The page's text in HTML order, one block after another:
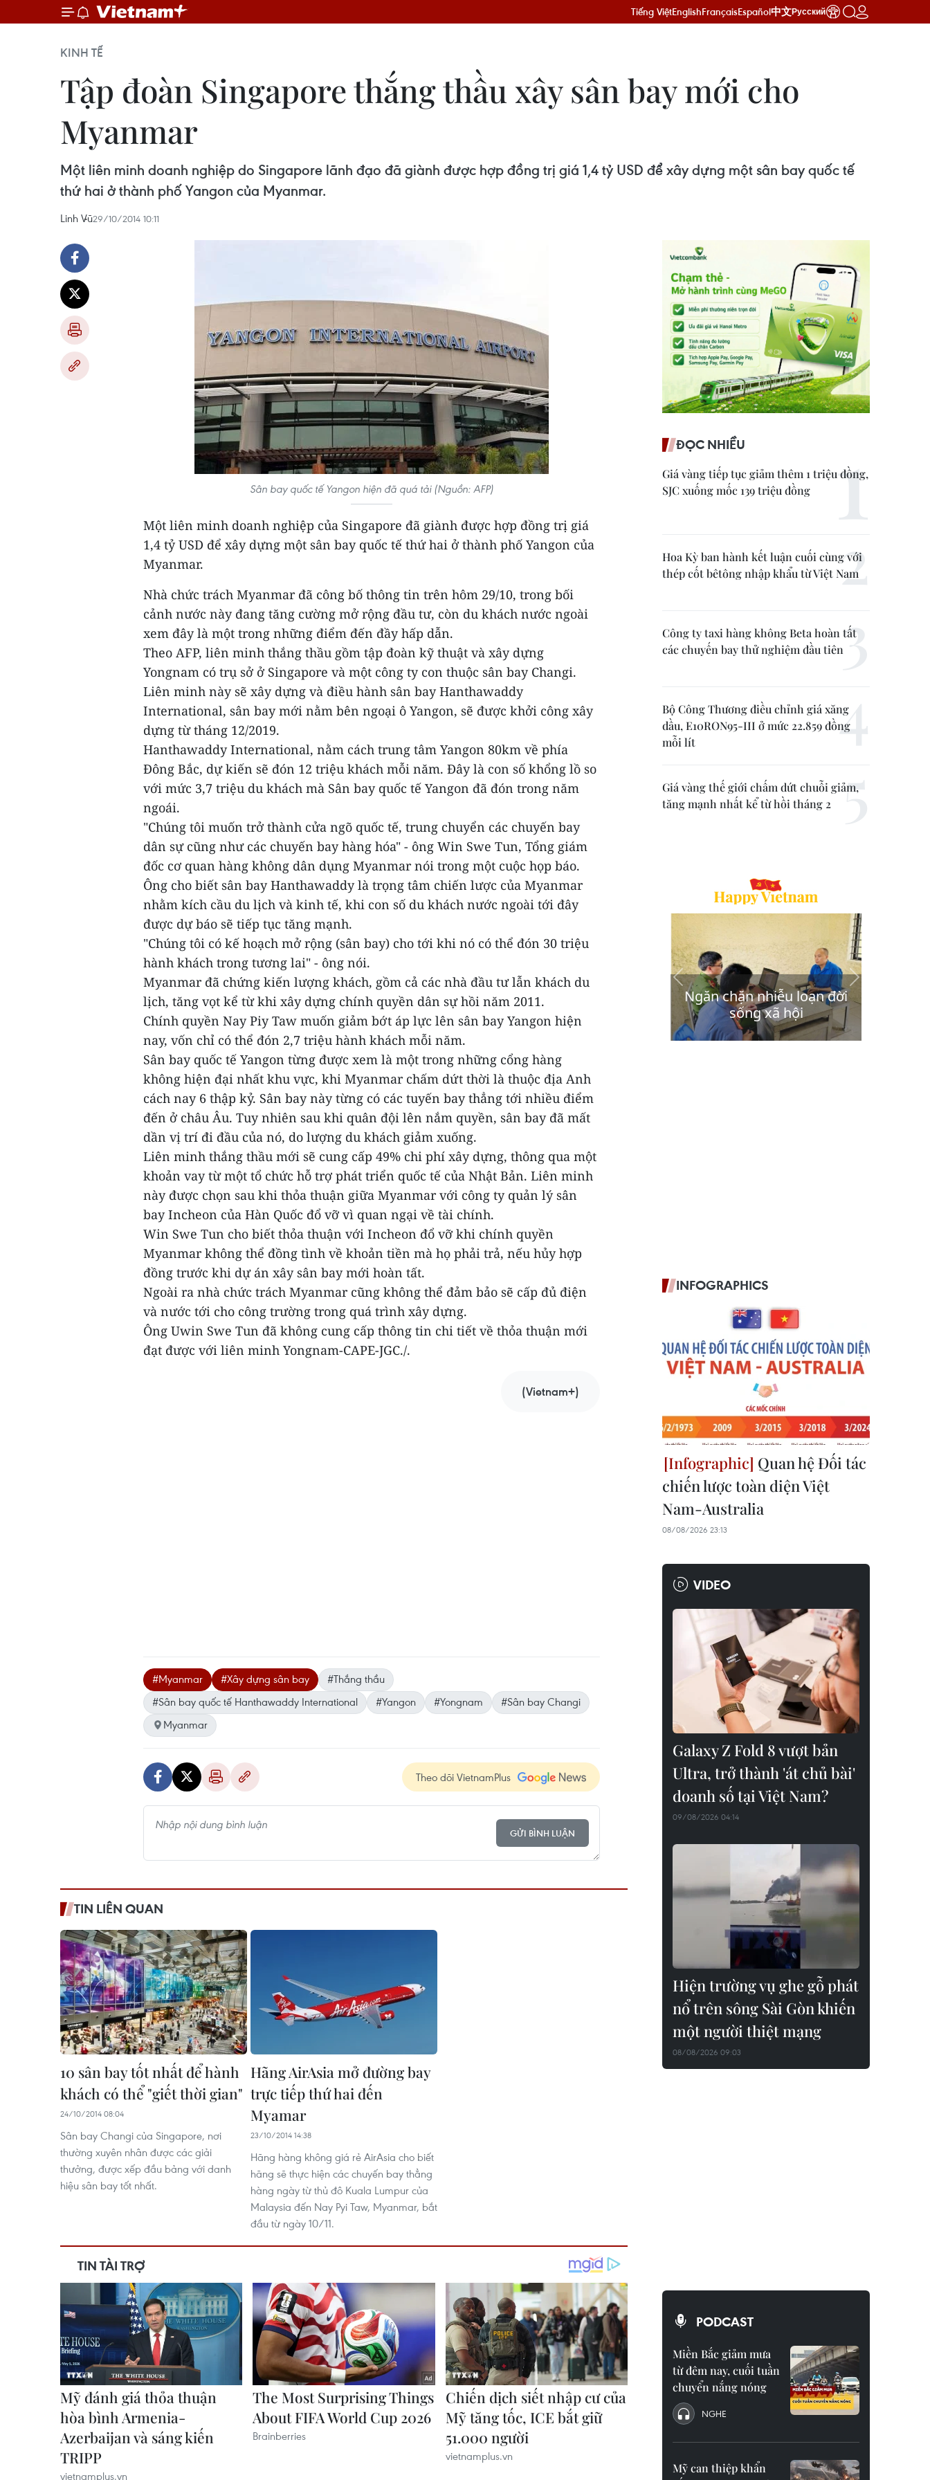
Tiếng ViệtEnglishFrançaisEspañol中文Русский
KINH TẾ
Tập đoàn Singapore thắng thầu xây sân bay mới cho
Myanmar
Một liên minh doanh nghiệp do Singapore lãnh đạo đã giành được hợp đồng trị giá 1,4 tỷ USD để xây dựng một sân bay quốc tế
thứ hai ở thành phố Yangon của Myanmar.
Linh Vũ29/10/2014 10:11
Sân bay quốc tế Yangon hiện đã quá tải (Nguồn: AFP)
Một liên minh doanh nghiệp của Singapore đã giành được hợp đồng trị giá
1,4 tỷ USD để xây dựng một sân bay quốc tế thứ hai ở thành phố Yangon của
Myanmar.
Nhà chức trách Myanmar đã công bố thông tin trên hôm 29/10, trong bối
cảnh nước này đang tăng cường mở rộng đầu tư, còn du khách nước ngoài
xem đây là một trong những điểm đến đầy hấp dẫn.
Theo AFP, liên minh thắng thầu gồm tập đoàn kỹ thuật và xây dựng
Yongnam có trụ sở ở Singapore và một công ty con thuộc sân bay Changi.
Liên minh này sẽ xây dựng và điều hành sân bay Hanthawaddy
International, sân bay mới nằm bên ngoại ô Yangon, sẽ được khởi công xây
dựng từ tháng 12/2019.
Hanthawaddy International, nằm cách trung tâm Yangon 80km về phía
Đông Bắc, dự kiến sẽ đón 12 triệu khách mỗi năm. Đây là con số khổng lồ so
với mức 3,7 triệu du khách mà Sân bay quốc tế Yangon đã đón trong năm
ngoái.
"Chúng tôi muốn trở thành cửa ngõ quốc tế, trung chuyển các chuyến bay
dân sự cũng như các chuyến bay hàng hóa" - ông Win Swe Tun, Tổng giám
đốc cơ quan hàng không dân dụng Myanmar nói trong một cuộc họp báo.
Ông cho biết sân bay Hanthawaddy là trọng tâm chiến lược của Myanmar
nhằm kích cầu du lịch và kinh tế, khi con số du khách nước ngoài tới đây
được dự báo sẽ tiếp tục tăng mạnh.
"Chúng tôi có kế hoạch mở rộng (sân bay) cho tới khi nó có thể đón 30 triệu
hành khách trong tương lai" - ông nói.
Myanmar đã chứng kiến lượng khách, gồm cả các nhà đầu tư lẫn khách du
lịch, tăng vọt kể từ khi xây dựng chính quyền dân sự hồi năm 2011.
Chính quyền Nay Piy Taw muốn giảm bớt áp lực lên sân bay Yangon hiện
nay, vốn chỉ có thể đón 2,7 triệu hành khách mỗi năm.
Sân bay quốc tế Yangon từng được xem là một trong những cổng hàng
không hiện đại nhất khu vực, khi Myanmar chấm dứt thời là thuộc địa Anh
cách nay 6 thập kỷ. Sân bay này từng có các tuyến bay thẳng tới nhiều điểm
đến ở châu Âu. Tuy nhiên sau khi quân đội lên nắm quyền, sân bay đã mất
dần vị trí đi đầu của nó, do lượng du khách giảm xuống.
Liên minh thắng thầu mới sẽ cung cấp 49% chi phí xây dựng, thông qua một
khoản vay từ một tổ chức hỗ trợ phát triển quốc tế của Nhật Bản. Liên minh
này được chọn sau khi thỏa thuận giữa Myanmar với công ty quản lý sân
bay Incheon của Hàn Quốc đổ vỡ vì quan ngại về tài chính.
Win Swe Tun cho biết thỏa thuận với Incheon đổ vỡ khi chính quyền
Myanmar không thể đồng tình về khoản tiền mà họ phải trả, nếu hủy hợp
đồng trước khi dự án xây sân bay mới hoàn tất.
Ngoài ra nhà chức trách Myanmar cũng không thể đảm bảo sẽ cấp đủ điện
và nước tới cho công trường trong quá trình xây dựng.
Ông Uwin Swe Tun đã không cung cấp thông tin chi tiết về thỏa thuận mới
đạt được với liên minh Yongnam-CAPE-JGC./.
(Vietnam+)
#Myanmar #Xây dựng sân bay
#Thắng thầu
#Sân bay quốc tế Hanthawaddy International
#Yangon #Yongnam
#Sân bay Changi
Myanmar
Theo dõi VietnamPlus
GỬI BÌNH LUẬN
TIN LIÊN QUAN
10 sân bay tốt nhất để hành
khách có thể "giết thời gian"
24/10/2014 08:04
Sân bay Changi của Singapore, nơi
thường xuyên nhân được các giải
thưởng, được xếp đầu bảng với danh
hiệu sân bay tốt nhất.
Hãng AirAsia mở đường bay
trực tiếp thứ hai đến
Myamar
23/10/2014 14:38
Hãng hàng không giá rẻ AirAsia cho biết
hãng sẽ thực hiện các chuyến bay thẳng
hàng ngày từ thủ đô Kuala Lumpur của
Malaysia đến Nay Pyi Taw, Myanmar, bắt
đầu từ ngày 10/11.
ĐỌC NHIỀU
Giá vàng tiếp tục giảm thêm 1 triệu đồng,
SJC xuống mốc 139 triệu đồng
Hoa Kỳ ban hành kết luận cuối cùng với
thép cốt bêtông nhập khẩu từ Việt Nam
Công ty taxi hàng không Beta hoàn tất
các chuyến bay thử nghiệm đầu tiên
Bộ Công Thương điều chỉnh giá xăng
dầu, E10RON95-III ở mức 22.859 đồng
mỗi lít
Giá vàng thế giới chấm dứt chuỗi giảm,
tăng mạnh nhất kể từ hồi tháng 2
INFOGRAPHICS
Quan hệ Đối tác
chiến lược toàn diện Việt
Nam-Australia
08/08/2026 23:13
VIDEO
Galaxy Z Fold 8 vượt bản
Ultra, trở thành 'át chủ bài'
doanh số tại Việt Nam?
09/08/2026 04:14
Hiện trường vụ ghe gỗ phát
nổ trên sông Sài Gòn khiến
một người thiệt mạng
08/08/2026 09:03
PODCAST
Miền Bắc giảm mưa
từ đêm nay, cuối tuần
chuyển nắng nóng
NGHE
Mỹ can thiệp khẩn